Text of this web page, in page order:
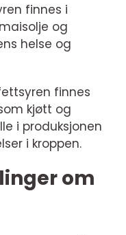
finnes i
og
helse og
finnes
kjøtt og
i produksjonen
i kroppen.
om